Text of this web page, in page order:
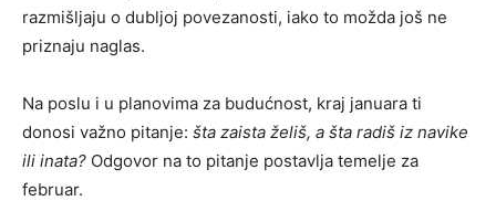
razmišljaju o dubljoj povezanosti, iako to možda još ne
priznaju naglas.
Na poslu i u planovima za budućnost, kraj januara ti
donosi važno pitanje: šta zaista želiš, a šta radiš iz navike
ili inata? Odgovor na to pitanje postavlja temelje za
februar.